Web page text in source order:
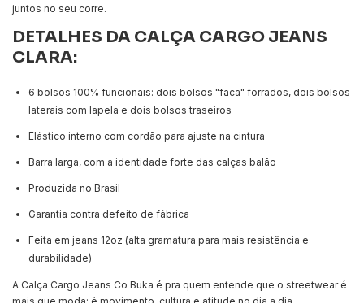
juntos no seu corre.
DETALHES DA CALÇA CARGO JEANS
CLARA:
6 bolsos 100% funcionais: dois bolsos "faca" forrados, dois bolsos
laterais com lapela e dois bolsos traseiros
Elástico interno com cordão para ajuste na cintura
Barra larga, com a identidade forte das calças balão
Produzida no Brasil
Garantia contra defeito de fábrica
Feita em jeans 12oz (alta gramatura para mais resistência e
durabilidade)
A Calça Cargo Jeans Co Buka é pra quem entende que o streetwear é